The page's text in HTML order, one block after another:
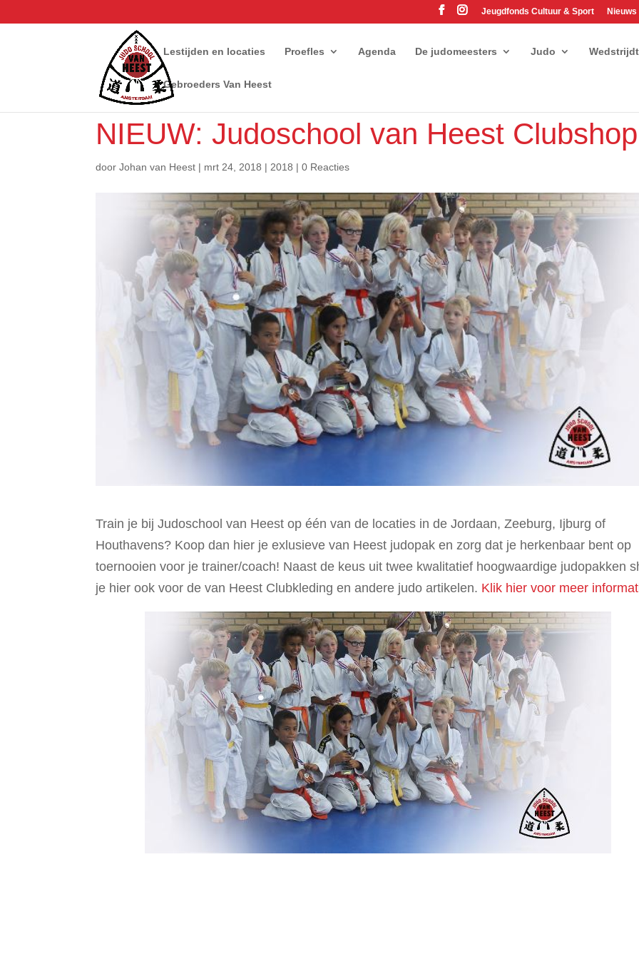
Jeugdfonds Cultuur & Sport Nieuws
Lestijden en locaties Proefles Agenda De judomeesters Judo
Gebroeders Van Heest
NIEUW: Judoschool van Heest Clubshop
doorJohan van Heest | mrt 24, 2018 | 2018 |0 Reacties
Train je bij Judoschool van Heest op één van de locaties in de Jordaan, Zeeburg, Ijburg of
Houthavens? Koop dan hier je exlusieve van Heest judopak en zorg dat je herkenbaar bent op
toernooien voor je trainer/coach! Naast de keus uit twee kwalitatief hoogwaardige judopakken
je hier ook voor de van Heest Clubkleding en andere judo artikelen. Klik hier voor meer